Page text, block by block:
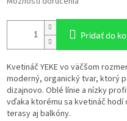
Pridať do
Kvetináč YEKE vo väčšom
moderný, organický tvar, ktorý
dizajnovo. Oblé línie a nízky
vďaka ktorému sa kvetináč
terasy aj balkóny.